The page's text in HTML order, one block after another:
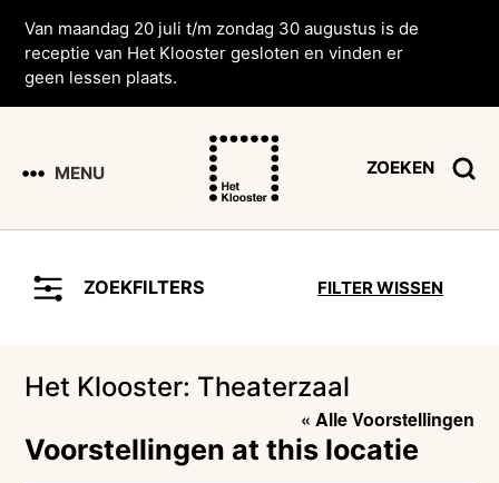
Van maandag 20 juli t/m zondag 30 augustus is de
receptie van Het Klooster gesloten en vinden er
geen lessen plaats.
MENU ZOEKEN
ZOEKFILTERS FILTER WISSEN
Het Klooster: Theaterzaal
« Alle Voorstellingen
Voorstellingen at this locatie